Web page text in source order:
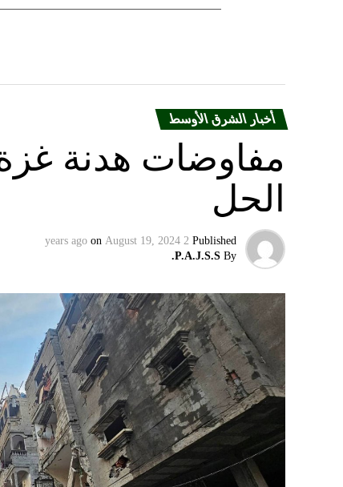
أخبار الشرق الأوسط
مفاوضات هدنة
الحل
Published
2 years ago
on August 19, 2024
By
P.A.J.S.S.